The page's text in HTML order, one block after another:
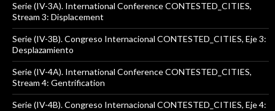
Serie (IV-3A). International Conference CONTESTED_CITIES,
Stream 3: Displacement
Serie (IV-3B). Congreso Internacional CONTESTED_CITIES, Eje 3:
Desplazamiento
Serie (IV-4A). International Conference CONTESTED_CITIES,
Stream 4: Gentrification
Serie (IV-4B). Congreso Internacional CONTESTED_CITIES, Eje 4: